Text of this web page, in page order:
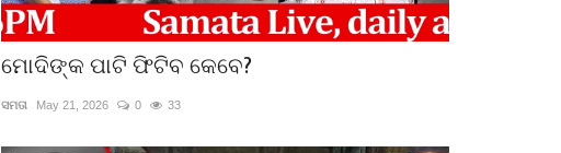
ମୋଦିଙ୍କ ପାଟି ଫିଟିବ କେବେ?
ସମତା May 21, 2026 0 33